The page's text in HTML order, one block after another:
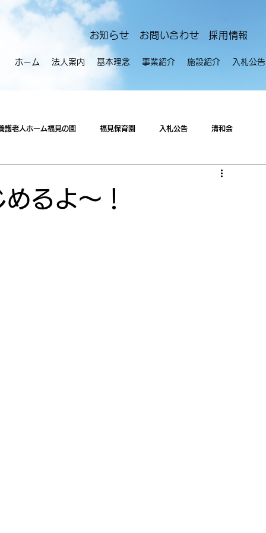
​お知らせ お問い合わせ 採用情報
ホーム 法人案内 基本理念 事業紹介 施設紹介 入札公告
護老人ホーム福見の園 福見保育園 入札公告 清和会
るよ～！